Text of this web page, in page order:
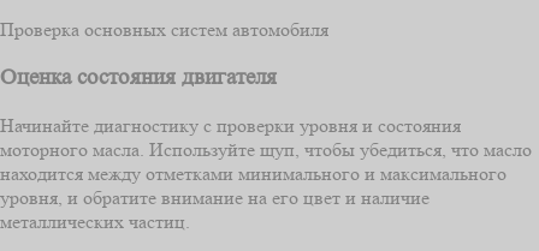
Проверка основных систем автомобиля
Оценка состояния двигателя
Начинайте диагностику с проверки уровня и состояния
моторного масла. Используйте щуп, чтобы убедиться, что масло
находится между отметками минимального и максимального
уровня, и обратите внимание на его цвет и наличие
металлических частиц.